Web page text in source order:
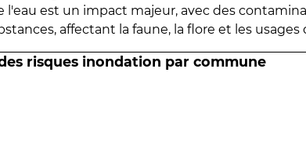
l'eau est un impact majeur, avec des
affectant la faune, la flore et les usages
risques inondation par commune